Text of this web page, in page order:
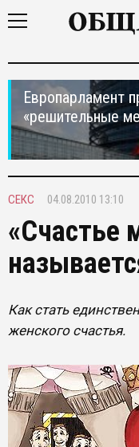
Европарламент
«решительные
СЕКС 04.08.2010 13:10
«Счастье
Как стать
женского счастья.